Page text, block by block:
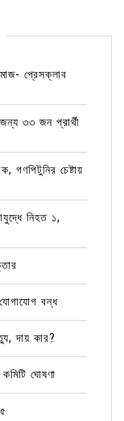
প্রেসক্লাব
৩৩ জন প্রার্থী
গণপিটুনির চেষ্টায়
নিহত ১,
বন্ধ
দায় কার?
ঘোষণা